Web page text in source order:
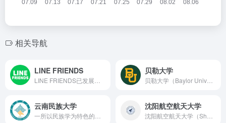
相关导航
LINE FRIENDS 贝勒大学
云南民族大学 沈阳航空航天大学